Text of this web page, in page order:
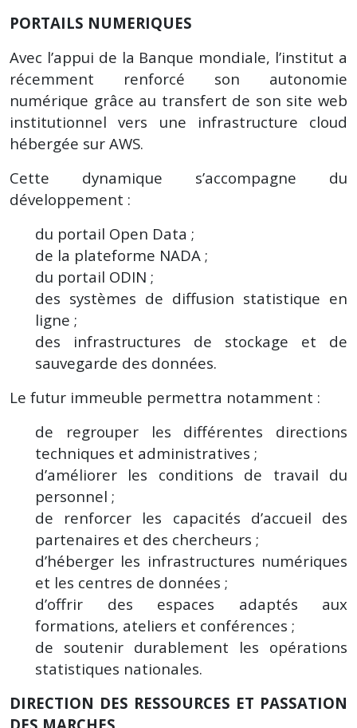
PORTAILS NUMERIQUES
Avec l’appui de la Banque mondiale, l’institut a
récemment renforcé son autonomie
numérique grâce au transfert de son site web
institutionnel vers une infrastructure cloud
hébergée sur AWS.
Cette dynamique s’accompagne du
développement :
du portail Open Data ;
de la plateforme NADA ;
du portail ODIN ;
des systèmes de diffusion statistique en
ligne ;
des infrastructures de stockage et de
sauvegarde des données.
Le futur immeuble permettra notamment :
de regrouper les différentes directions
techniques et administratives ;
d’améliorer les conditions de travail du
personnel ;
de renforcer les capacités d’accueil des
partenaires et des chercheurs ;
d’héberger les infrastructures numériques
et les centres de données ;
d’offrir des espaces adaptés aux
formations, ateliers et conférences ;
de soutenir durablement les opérations
statistiques nationales.
DIRECTION DES RESSOURCES ET PASSATION